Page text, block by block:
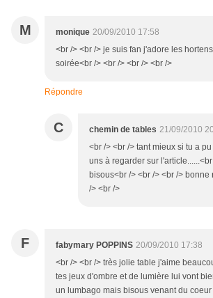
M monique 20/09/2010 17:58
<br /> <br /> je suis fan j'adore les
soirée<br /> <br /> <br /> <br />
Répondre
C chemin de tables 21/09/2010
<br /> <br /> tant mieux si tu a
uns à regarder sur
bisous<br /> <br /> <br /> bonne
/> <br />
F fabymary POPPINS 20/09/2010 17:38
<br /> <br /> très jolie table j'aime
tes jeux d'ombre et de lumière lui vont
un lumbago mais bisous venant du